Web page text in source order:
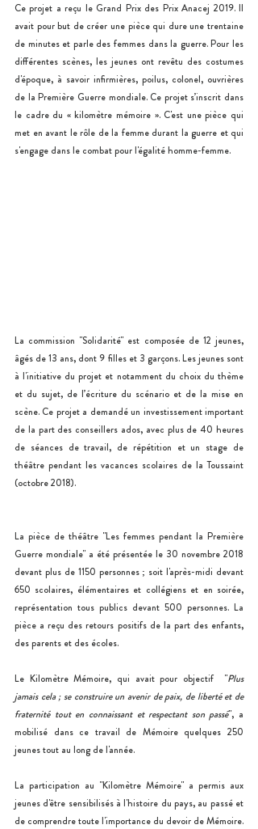
Ce projet a reçu le Grand Prix des Prix Anacej 2019. Il
avait pour but de créer une pièce qui dure une trentaine
de minutes et parle des femmes dans la guerre. Pour les
différentes scènes, les jeunes ont revêtu des costumes
d'époque, à savoir infirmières, poilus, colonel, ouvrières
de la Première Guerre mondiale. Ce projet s’inscrit dans
le cadre du « kilomètre mémoire ». C'est une pièce qui
met en avant le rôle de la femme durant la guerre et qui
s'engage dans le combat pour l'égalité homme-femme.
La commission "Solidarité" est composée de 12 jeunes,
âgés de 13 ans, dont 9 filles et 3 garçons. Les jeunes sont
à l'initiative du projet et notamment du choix du thème
et du sujet, de l’écriture du scénario et de la mise en
scène. Ce projet a demandé un investissement important
de la part des conseillers ados, avec plus de 40 heures
de séances de travail, de répétition et un stage de
théâtre pendant les vacances scolaires de la Toussaint
(octobre 2018).
La pièce de théâtre "Les femmes pendant la Première
Guerre mondiale" a été présentée le 30 novembre 2018
devant plus de 1150 personnes ; soit l'après-midi devant
650 scolaires, élémentaires et collégiens et en soirée,
représentation tous publics devant 500 personnes. La
pièce a reçu des retours positifs de la part des enfants,
des parents et des écoles.
Le Kilomètre Mémoire, qui avait pour objectif  "Plus
jamais cela ; se construire un avenir de paix, de liberté et de
fraternité tout en connaissant et respectant son passé", a
mobilisé dans ce travail de Mémoire quelques 250
jeunes tout au long de l'année.
La participation au "Kilomètre Mémoire" a permis aux
jeunes d'être sensibilisés à l'histoire du pays, au passé et
de comprendre toute l'importance du devoir de Mémoire.